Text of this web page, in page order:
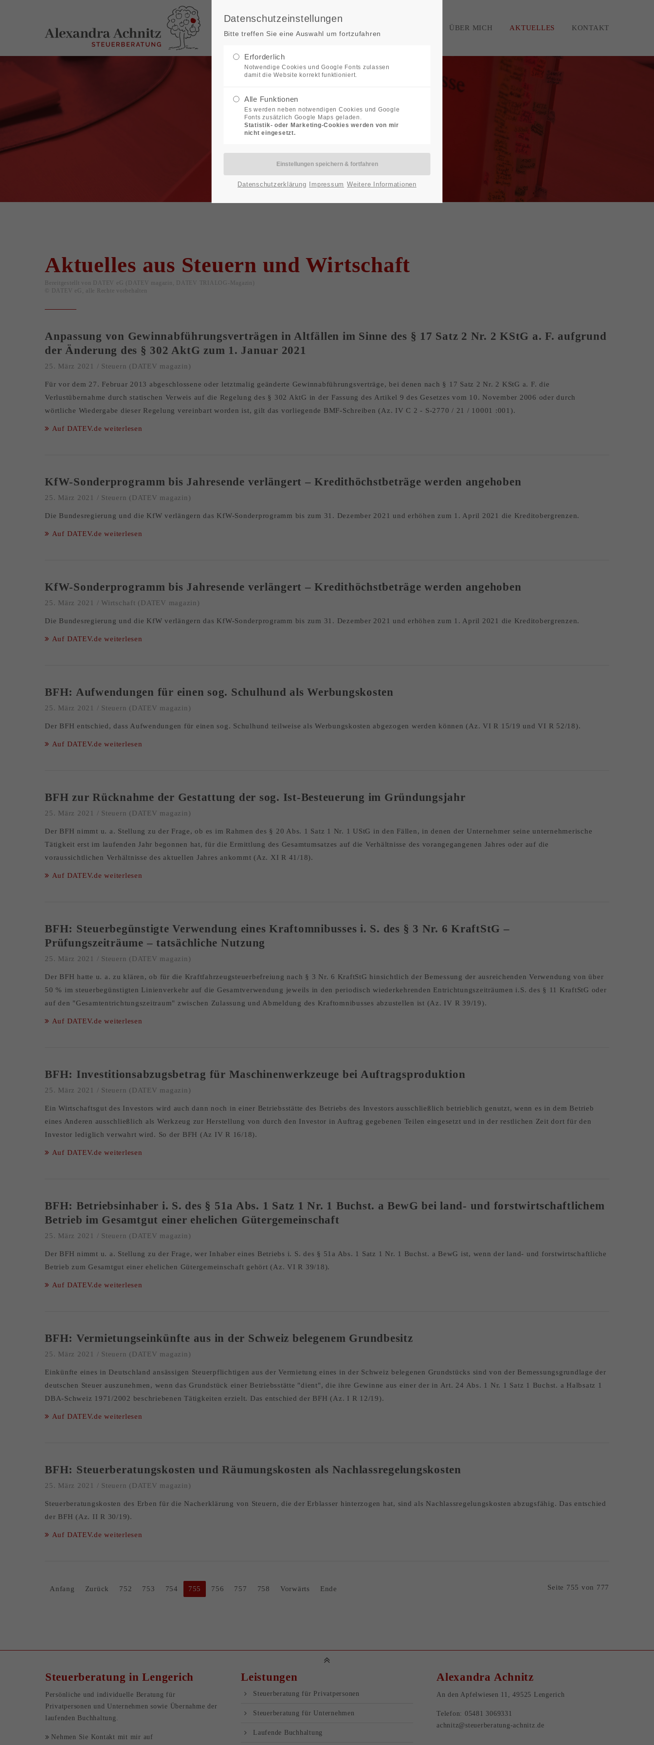
ÜBER MICH AKTUELLES KONTAKT
Aktuelles aus Steuern und Wirtschaft
Bereitgestellt von DATEV eG (DATEV magazin, DATEV TRIALOG-Magazin)
© DATEV eG, alle Rechte vorbehalten
Anpassung von Gewinnabführungsverträgen in Altfällen im Sinne des § 17 Satz 2 Nr. 2 KStG a. F. aufgrund
der Änderung des § 302 AktG zum 1. Januar 2021
25. März 2021 / Steuern (DATEV magazin)
Für vor dem 27. Februar 2013 abgeschlossene oder letztmalig geänderte Gewinnabführungsverträge, bei denen nach § 17 Satz 2 Nr. 2 KStG a. F. die
Verlustübernahme durch statischen Verweis auf die Regelung des § 302 AktG in der Fassung des Artikel 9 des Gesetzes vom 10. November 2006 oder durch
wörtliche Wiedergabe dieser Regelung vereinbart worden ist, gilt das vorliegende BMF-Schreiben (Az. IV C 2 - S-2770 / 21 / 10001 :001).
Auf DATEV.de weiterlesen
KfW-Sonderprogramm bis Jahresende verlängert – Kredithöchstbeträge werden angehoben
25. März 2021 / Steuern (DATEV magazin)
Die Bundesregierung und die KfW verlängern das KfW-Sonderprogramm bis zum 31. Dezember 2021 und erhöhen zum 1. April 2021 die Kreditobergrenzen.
Auf DATEV.de weiterlesen
KfW-Sonderprogramm bis Jahresende verlängert – Kredithöchstbeträge werden angehoben
25. März 2021 / Wirtschaft (DATEV magazin)
Die Bundesregierung und die KfW verlängern das KfW-Sonderprogramm bis zum 31. Dezember 2021 und erhöhen zum 1. April 2021 die Kreditobergrenzen.
Auf DATEV.de weiterlesen
BFH: Aufwendungen für einen sog. Schulhund als Werbungskosten
25. März 2021 / Steuern (DATEV magazin)
Der BFH entschied, dass Aufwendungen für einen sog. Schulhund teilweise als Werbungskosten abgezogen werden können (Az. VI R 15/19 und VI R 52/18).
Auf DATEV.de weiterlesen
BFH zur Rücknahme der Gestattung der sog. Ist-Besteuerung im Gründungsjahr
25. März 2021 / Steuern (DATEV magazin)
Der BFH nimmt u. a. Stellung zu der Frage, ob es im Rahmen des § 20 Abs. 1 Satz 1 Nr. 1 UStG in den Fällen, in denen der Unternehmer seine unternehmerische
Tätigkeit erst im laufenden Jahr begonnen hat, für die Ermittlung des Gesamtumsatzes auf die Verhältnisse des vorangegangenen Jahres oder auf die
voraussichtlichen Verhältnisse des aktuellen Jahres ankommt (Az. XI R 41/18).
Auf DATEV.de weiterlesen
BFH: Steuerbegünstigte Verwendung eines Kraftomnibusses i. S. des § 3 Nr. 6 KraftStG –
Prüfungszeiträume – tatsächliche Nutzung
25. März 2021 / Steuern (DATEV magazin)
Der BFH hatte u. a. zu klären, ob für die Kraftfahrzeugsteuerbefreiung nach § 3 Nr. 6 KraftStG hinsichtlich der Bemessung der ausreichenden Verwendung von über
50 % im steuerbegünstigten Linienverkehr auf die Gesamtverwendung jeweils in den periodisch wiederkehrenden Entrichtungszeiträumen i.S. des § 11 KraftStG oder
auf den "Gesamtentrichtungszeitraum" zwischen Zulassung und Abmeldung des Kraftomnibusses abzustellen ist (Az. IV R 39/19).
Auf DATEV.de weiterlesen
BFH: Investitionsabzugsbetrag für Maschinenwerkzeuge bei Auftragsproduktion
25. März 2021 / Steuern (DATEV magazin)
Ein Wirtschaftsgut des Investors wird auch dann noch in einer Betriebsstätte des Betriebs des Investors ausschließlich betrieblich genutzt, wenn es in dem Betrieb
eines Anderen ausschließlich als Werkzeug zur Herstellung von durch den Investor in Auftrag gegebenen Teilen eingesetzt und in der restlichen Zeit dort für den
Investor lediglich verwahrt wird. So der BFH (Az IV R 16/18).
Auf DATEV.de weiterlesen
BFH: Betriebsinhaber i. S. des § 51a Abs. 1 Satz 1 Nr. 1 Buchst. a BewG bei land- und forstwirtschaftlichem
Betrieb im Gesamtgut einer ehelichen Gütergemeinschaft
25. März 2021 / Steuern (DATEV magazin)
Der BFH nimmt u. a. Stellung zu der Frage, wer Inhaber eines Betriebs i. S. des § 51a Abs. 1 Satz 1 Nr. 1 Buchst. a BewG ist, wenn der land- und forstwirtschaftliche
Betrieb zum Gesamtgut einer ehelichen Gütergemeinschaft gehört (Az. VI R 39/18).
Auf DATEV.de weiterlesen
BFH: Vermietungseinkünfte aus in der Schweiz belegenem Grundbesitz
25. März 2021 / Steuern (DATEV magazin)
Einkünfte eines in Deutschland ansässigen Steuerpflichtigen aus der Vermietung eines in der Schweiz belegenen Grundstücks sind von der Bemessungsgrundlage der
deutschen Steuer auszunehmen, wenn das Grundstück einer Betriebsstätte "dient", die ihre Gewinne aus einer der in Art. 24 Abs. 1 Nr. 1 Satz 1 Buchst. a Halbsatz 1
DBA-Schweiz 1971/2002 beschriebenen Tätigkeiten erzielt. Das entschied der BFH (Az. I R 12/19).
Auf DATEV.de weiterlesen
BFH: Steuerberatungskosten und Räumungskosten als Nachlassregelungskosten
25. März 2021 / Steuern (DATEV magazin)
Steuerberatungskosten des Erben für die Nacherklärung von Steuern, die der Erblasser hinterzogen hat, sind als Nachlassregelungskosten abzugsfähig. Das entschied
der BFH (Az. II R 30/19).
Auf DATEV.de weiterlesen
Seite 755 von 777
Anfang Zurück 752 753 754 755 756 757 758 Vorwärts Ende
Steuerberatung in Lengerich
Persönliche und individuelle Beratung für
Privatpersonen und Unternehmen sowie Übernahme der
laufenden Buchhaltung .
Nehmen Sie Kontakt mit mir auf
Leistungen
Steuer­beratung für Privatpersonen
Steuer­beratung für Unternehmen
Laufende Buchhaltung
Alexandra Achnitz
An den Apfelwiesen 11, 49525 Lengerich
Telefon: 05481 3069331
achnitz@steuerberatung-achnitz.de
Datenschutzeinstellungen
Bitte treffen Sie eine Auswahl um fortzufahren
Erforderlich
Notwendige Cookies und Google Fonts zulassen
damit die Website korrekt funktioniert.
Alle Funktionen
Es werden neben notwendigen Cookies und Google
Fonts zusätzlich Google Maps geladen.
Statistik- oder Marketing-Cookies werden von mir
nicht eingesetzt.
Datenschutzerklärung Impressum Weitere Informationen